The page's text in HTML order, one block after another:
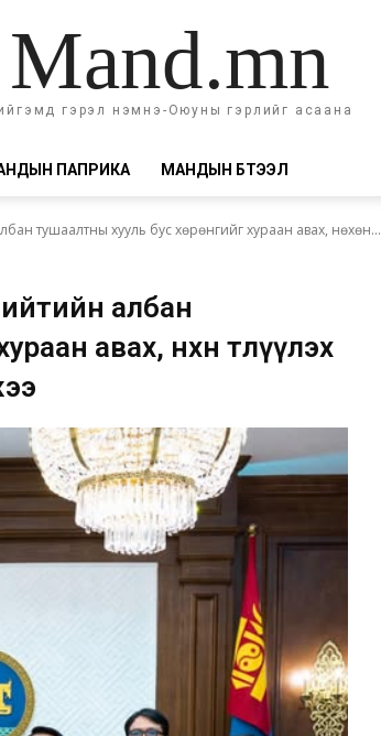
Mand.mn
гэрэл нэмнэ-Оюуны гэрлийг асаана
ПАПРИКА МАНДЫН БҮТЭЭЛ
тушаалтны хууль бус хөрөнгийг хураан авах, нөхөн...
албан
авах, нөхөн төлүүлэх